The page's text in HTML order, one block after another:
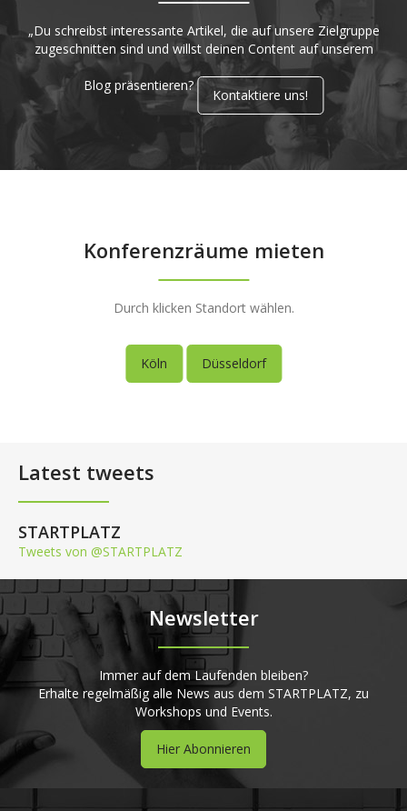
„Du schreibst interessante Artikel, die auf unsere Zielgruppe
zugeschnitten sind und willst deinen Content auf unserem
Blog präsentieren?
Kontaktiere uns!
Konferenzräume mieten
Durch klicken Standort wählen.
Köln Düsseldorf
Latest tweets
STARTPLATZ
Tweets von @STARTPLATZ
Newsletter
Immer auf dem Laufenden bleiben?
Erhalte regelmäßig alle News aus dem STARTPLATZ, zu
Workshops und Events.
Hier Abonnieren